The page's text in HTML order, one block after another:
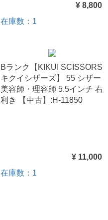
¥ 8,800
在庫数：1
Bランク【KIKUI SCISSORS
キクイシザーズ】 55 シザー
美容師・理容師 5.5インチ 右
利き 【中古】:H-11850
¥ 11,000
在庫数：1